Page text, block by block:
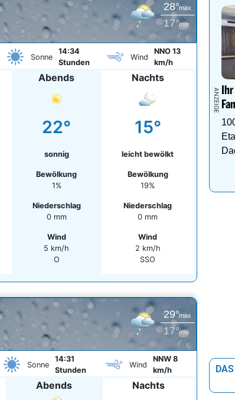
28°max
17°min
Sonne
14:34
Stunden
Wind
NNO 13
km/h
Abends
22°
sonnig
Bewölkung
1%
Niederschlag
0 mm
Wind
5 km/h
O
Nachts
15°
leicht bewölkt
Bewölkung
19%
Niederschlag
0 mm
Wind
2 km/h
SSO
29°max
17°min
Sonne
14:31
Stunden
Wind
NNW 8
km/h
Abends Nachts